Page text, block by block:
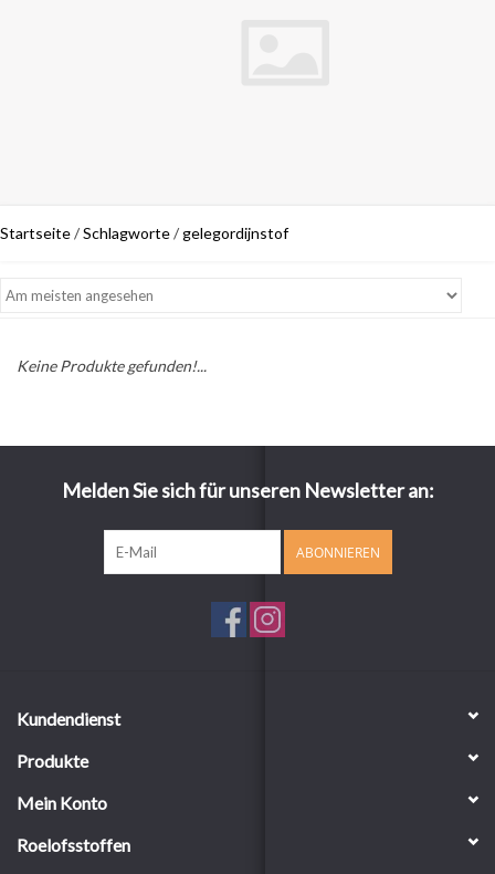
Startseite/Schlagworte/gelegordijnstof
Keine Produkte gefunden!...
Melden Sie sich für unseren Newsletter an:
ABONNIEREN
Kundendienst
Produkte
Mein Konto
Roelofsstoffen